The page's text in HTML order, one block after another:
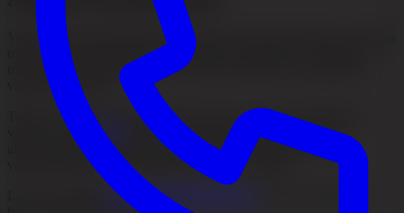
Valitettavasti tällä hetkellä ei ole hoitoa, jonka teho alopecia areataan
olisi todistettu tasaisesti hyväksi kaikissa tapauksissa. Tärkeää on
muistaa, että hiustupet eivät yleensä ole pysyvästi vaurioituneet,
vaan lepovaiheessa.
Tehokasta tapaa käynnistää hiusten kasvu varmasti uudelleen ei
vielä ole, mutta
PRP
-hoito voi joissakin tapauksissa auttaa
aktivoimaan hiustupet lepovaiheesta. Myös kortisonivoidetta
voidaan kokeilla, mutta tulokset vaihtelevat paljon.
hiustenlähtöhoidoistamme